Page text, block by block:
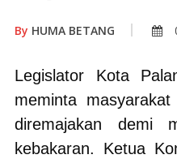
By HUMA BETANG
Legislator Kota
meminta
diremajakan demi
kebakaran. Ketua